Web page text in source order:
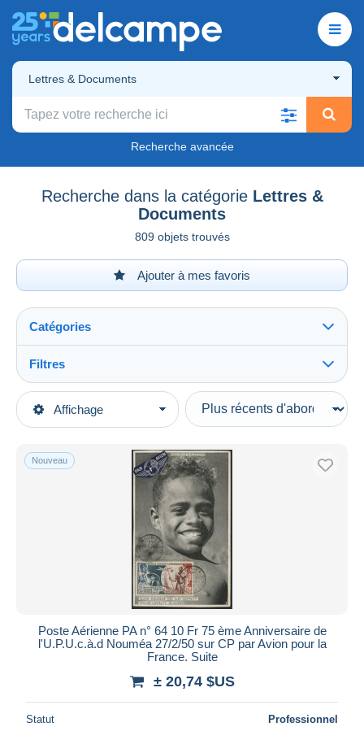
Lettres & Documents
Recherche avancée
Recherche dans la catégorie Lettres &
Documents
809 objets trouvés
Ajouter à mes favoris
Affichage
Catégories
Catégories principales
Océanie
Nouvelle-Calédonie
Lettres & Documents
Filtres
Types de vente
En cours
Prix fixes
Enchères avec offres
Enchères sans offres
Maisons de vente
Toutes les durées
depuis
jours
Prix
Nouveau
Poste Aérienne PA n° 64 10 Fr 75 ème Anniversaire de
l'U.P.U.c.à.d Nouméa 27/2/50 sur CP par Avion pour la
France. Suite
± 20,74 $US
Statut Professionnel